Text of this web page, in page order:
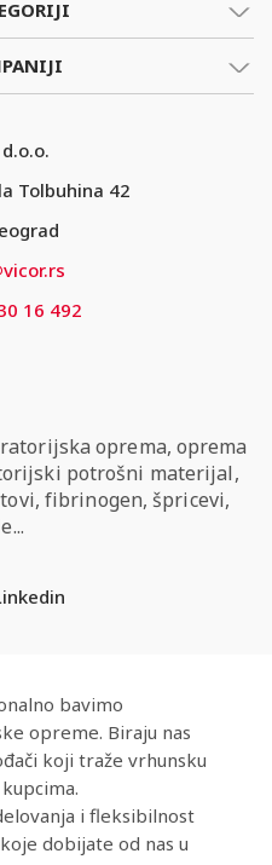
Tolbuhina 42
16 492
oprema, oprema
potrošni materijal,
fibrinogen, špricevi,
bavimo
opreme. Biraju nas
koji traže vrhunsku
i fleksibilnost
dobijate od nas u